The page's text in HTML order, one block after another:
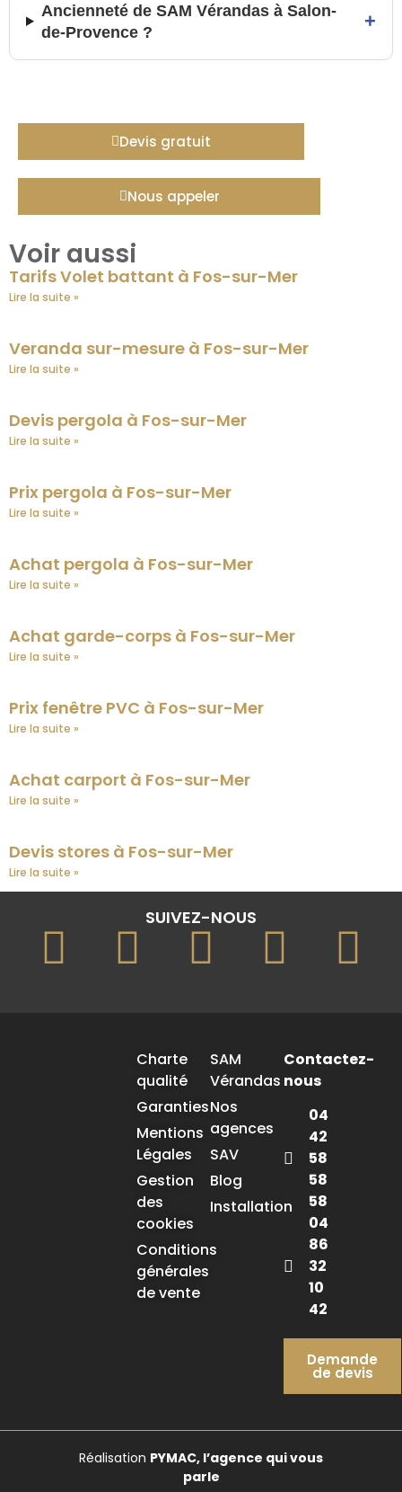
Ancienneté de SAM Vérandas à Salon-
de-Provence ?
+
Devis gratuit
Nous appeler
Voir aussi
Tarifs Volet battant à Fos-sur-Mer
Lire la suite »
Veranda sur-mesure à Fos-sur-Mer
Lire la suite »
Devis pergola à Fos-sur-Mer
Lire la suite »
Prix pergola à Fos-sur-Mer
Lire la suite »
Achat pergola à Fos-sur-Mer
Lire la suite »
Achat garde-corps à Fos-sur-Mer
Lire la suite »
Prix fenêtre PVC à Fos-sur-Mer
Lire la suite »
Achat carport à Fos-sur-Mer
Lire la suite »
Devis stores à Fos-sur-Mer
Lire la suite »
SUIVEZ-NOUS
Charte
qualité
Garanties
Mentions
Légales
Gestion
des
cookies
Conditions
générales
de vente
SAM
Vérandas
Nos
agences
SAV
Blog
Installation
Contactez-
nous
04
42
58
58
58
04
86
32
10
42
Demande
de devis
Réalisation PYMAC, l’agence qui vous
parle